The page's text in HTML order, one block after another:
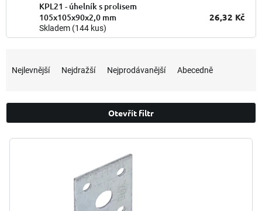
KPL21 - úhelník s prolisem
105x105x90x2,0 mm
Skladem (144 kus)
26,32 Kč
n
í
r
Nejlevnější Nejdražší Nejprodávanější Abecedně
Otevřít filtr
V